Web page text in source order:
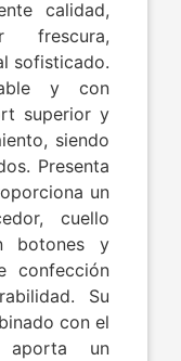
calidad,
frescura,
sofisticado.
y con
superior y
siendo
Presenta
un
cuello
botones y
confección
Su
con el
aporta un